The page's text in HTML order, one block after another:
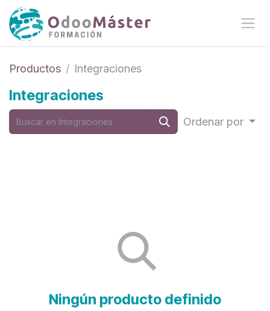
Ir al contenido
Productos Integraciones
Integraciones
Ordenar por
Ningún producto definido